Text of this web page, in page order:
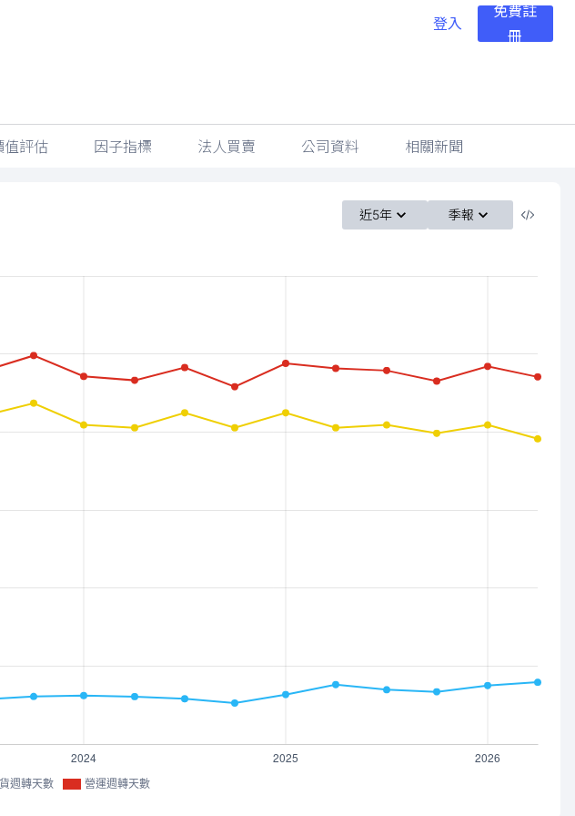
登入
免費註
冊
值評估 因子指標 法人買賣 公司資料 相關新聞
近5年 季報
週轉天數 營運週轉天數